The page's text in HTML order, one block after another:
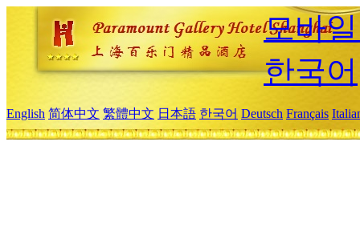
모바
한국어
English 简体中文 繁體中文 日本語 한국어 Deutsch Français